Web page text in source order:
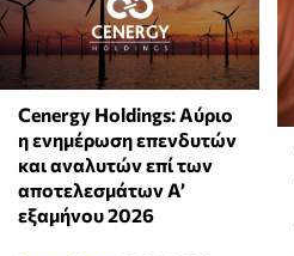
Cenergy Holdings: Αύριο
η ενημέρωση επενδυτών
και αναλυτών επί των
αποτελεσμάτων A’
εξαμήνου 2026